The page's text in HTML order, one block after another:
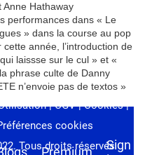
Anne Hathaway
performances dans « Le
» dans la course au pop
année, l’introduction de
laissse sur le cul » et «
phrase culte de Danny
n’envoie pas de textos »